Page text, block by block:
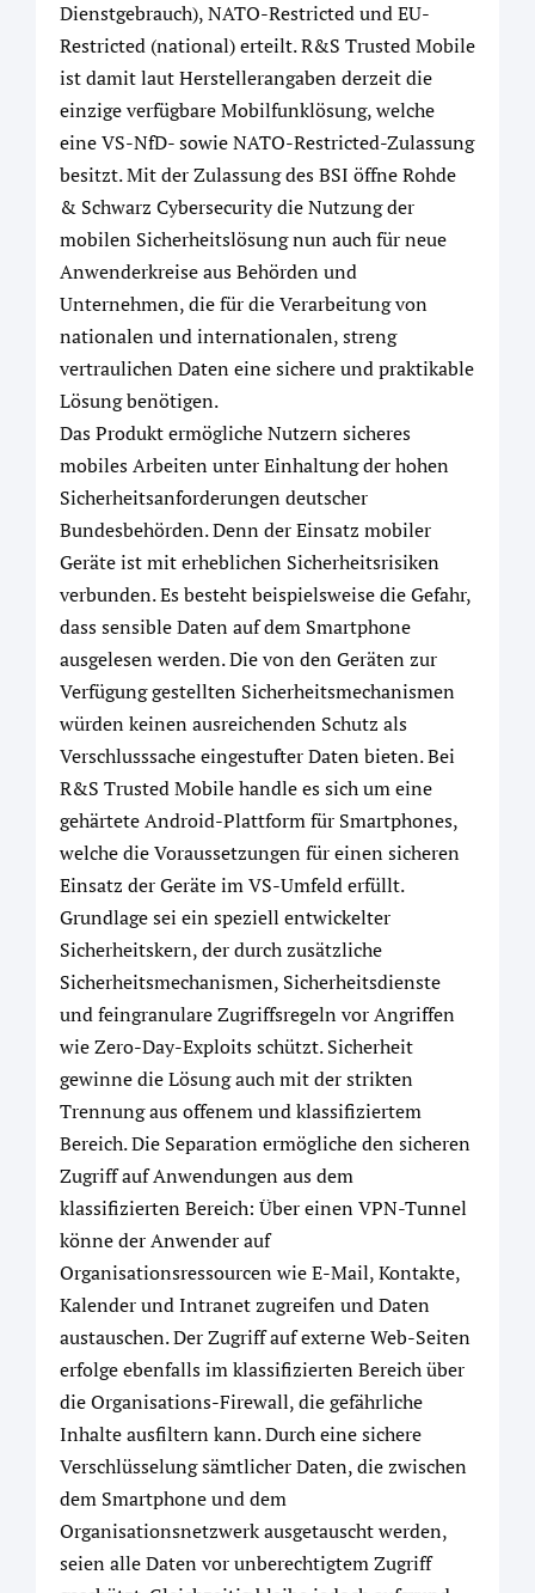
Dienstgebrauch), NATO-Restricted und EU-
Restricted (national) erteilt. R&S Trusted Mobile
ist damit laut Herstellerangaben derzeit die
einzige verfügbare Mobilfunklösung, welche
eine VS-NfD- sowie NATO-Restricted-Zulassung
besitzt. Mit der Zulassung des BSI öffne Rohde
& Schwarz Cybersecurity die Nutzung der
mobilen Sicherheitslösung nun auch für neue
Anwenderkreise aus Behörden und
Unternehmen, die für die Verarbeitung von
nationalen und internationalen, streng
vertraulichen Daten eine sichere und praktikable
Lösung benötigen.
Das Produkt ermögliche Nutzern sicheres
mobiles Arbeiten unter Einhaltung der hohen
Sicherheitsanforderungen deutscher
Bundesbehörden. Denn der Einsatz mobiler
Geräte ist mit erheblichen Sicherheitsrisiken
verbunden. Es besteht beispielsweise die Gefahr,
dass sensible Daten auf dem Smartphone
ausgelesen werden. Die von den Geräten zur
Verfügung gestellten Sicherheitsmechanismen
würden keinen ausreichenden Schutz als
Verschlusssache eingestufter Daten bieten. Bei
R&S Trusted Mobile handle es sich um eine
gehärtete Android-Plattform für Smartphones,
welche die Voraussetzungen für einen sicheren
Einsatz der Geräte im VS-Umfeld erfüllt.
Grundlage sei ein speziell entwickelter
Sicherheitskern, der durch zusätzliche
Sicherheitsmechanismen, Sicherheitsdienste
und feingranulare Zugriffsregeln vor Angriffen
wie Zero-Day-Exploits schützt. Sicherheit
gewinne die Lösung auch mit der strikten
Trennung aus offenem und klassifiziertem
Bereich. Die Separation ermögliche den sicheren
Zugriff auf Anwendungen aus dem
klassifizierten Bereich: Über einen VPN-Tunnel
könne der Anwender auf
Organisationsressourcen wie E-Mail, Kontakte,
Kalender und Intranet zugreifen und Daten
austauschen. Der Zugriff auf externe Web-Seiten
erfolge ebenfalls im klassifizierten Bereich über
die Organisations-Firewall, die gefährliche
Inhalte ausfiltern kann. Durch eine sichere
Verschlüsselung sämtlicher Daten, die zwischen
dem Smartphone und dem
Organisationsnetzwerk ausgetauscht werden,
seien alle Daten vor unberechtigtem Zugriff